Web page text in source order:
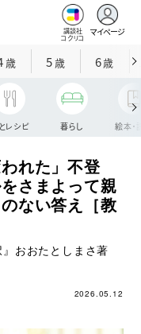
講談社
コクリコ
マイページ
歳 5歳 6歳
レシピ 暮らし 絵本・
れた」不登
さまよって親
ない答え［教
』おおたとしまさ著
2026.05.12